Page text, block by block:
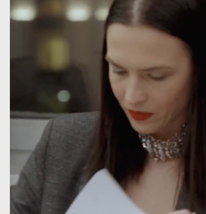
стратегическое управление;
управленческий учёт;
финансовая модель бизнеса.
Мы детально анализируем
и корректируем:
стратегию развития;
маркетинговую модель;
Аудит бизнес-модели
и финансов